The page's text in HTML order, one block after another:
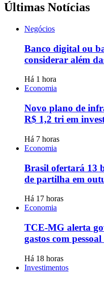
Últimas Notícias
Negócios
Banco digital ou
considerar além
Há 1 hora
Economia
Novo plano de
R$ 1,2 tri em
Há 7 horas
Economia
Brasil ofertará 13
de partilha em
Há 17 horas
Economia
TCE-MG alerta
gastos com
Há 18 horas
Investimentos